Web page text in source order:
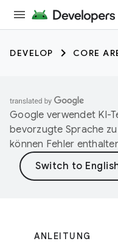
DEVELOP CORE
Google verwendet KI-
bevorzugte Sprache
können Fehler
ANLEITUNG